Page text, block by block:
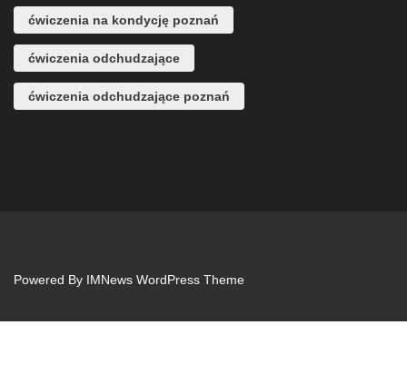
ćwiczenia na kondycję poznań
ćwiczenia odchudzające
ćwiczenia odchudzające poznań
Powered By IMNews WordPress Theme